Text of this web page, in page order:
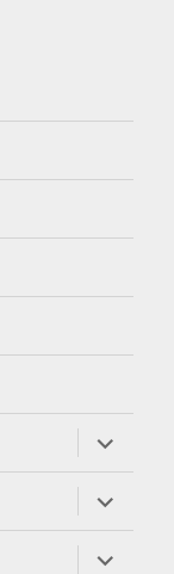
anzeigen
anzeigen